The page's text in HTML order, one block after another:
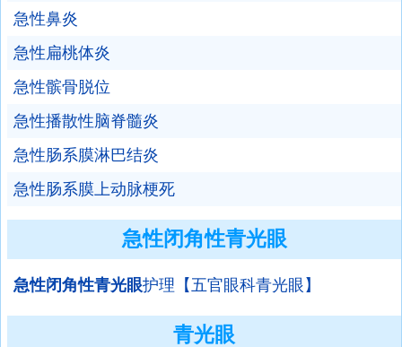
急性鼻炎
急性扁桃体炎
急性髌骨脱位
急性播散性脑脊髓炎
急性肠系膜淋巴结炎
急性肠系膜上动脉梗死
急性闭角性青光眼
急性闭角性青光眼护理【五官眼科青光眼】
青光眼